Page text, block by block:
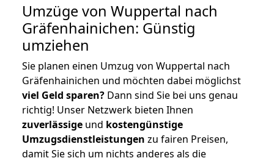
Umzüge von Wuppertal nach
Gräfenhainichen: Günstig
umziehen
Sie planen einen Umzug von Wuppertal nach
Gräfenhainichen und möchten dabei möglichst
viel Geld sparen? Dann sind Sie bei uns genau
richtig! Unser Netzwerk bieten Ihnen
zuverlässige und kostengünstige
Umzugsdienstleistungen zu fairen Preisen,
damit Sie sich um nichts anderes als die